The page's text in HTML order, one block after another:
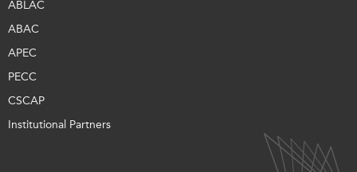
ABLAC
ABAC
APEC
PECC
CSCAP
Institutional Partners